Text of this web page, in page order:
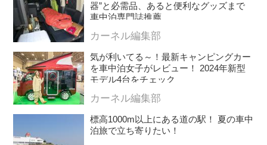
器”と必需品、あると便利なグッズまで
車中泊専門誌推薦
カーネル編集部
気が利いてる～！最新キャンピングカー
を車中泊女子がレビュー！ 2024年新型
モデル4台をチェック
カーネル編集部
標高1000m以上にある道の駅！ 夏の車中
泊旅で立ち寄りたい！